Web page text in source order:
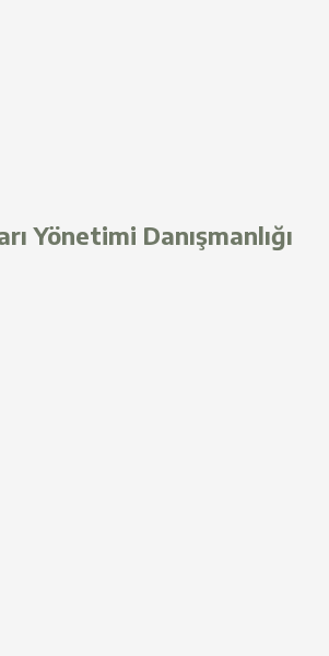
Yönetimi Danışmanlığı